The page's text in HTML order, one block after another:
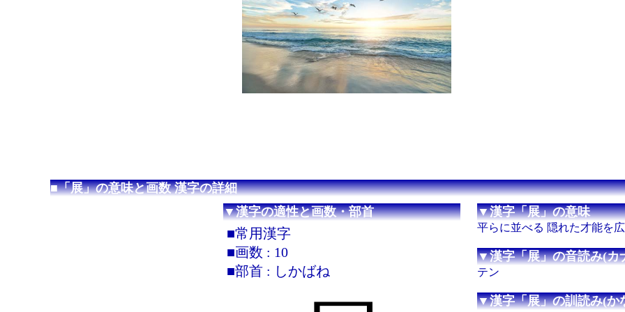
■「展」の意味と画数 漢字の詳細
▼漢字の適性と画数・部首
■常用漢字
■画数 : 10
■部首 : しかばね
▼漢字「展」の意味
平らに並べる 隠れた才能を
▼漢字「展」の音読み(カ
テン
▼漢字「展」の訓読み(か